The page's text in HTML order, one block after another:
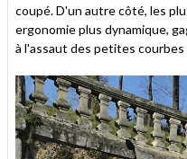
coupé. D'un autre côté, les
ergonomie plus dynamique,
à l'assaut des petites courbes